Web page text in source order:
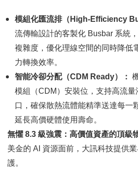
模組化匯流排（ High-Efficiency
流傳輸設計的客製化 Busbar 系統
複雜度，優化理線空間的同時降低
力轉換效率。
智能冷卻分配（CDM Ready）：
模組（CDM ）安裝位，支持高流
口，確保散熱流體能精準送達每一
延長高價硬體使用壽命。
無懼 8.3 級強震：高價值資產的頂級
美金的 AI 資源面前，大訊科技提供
護。